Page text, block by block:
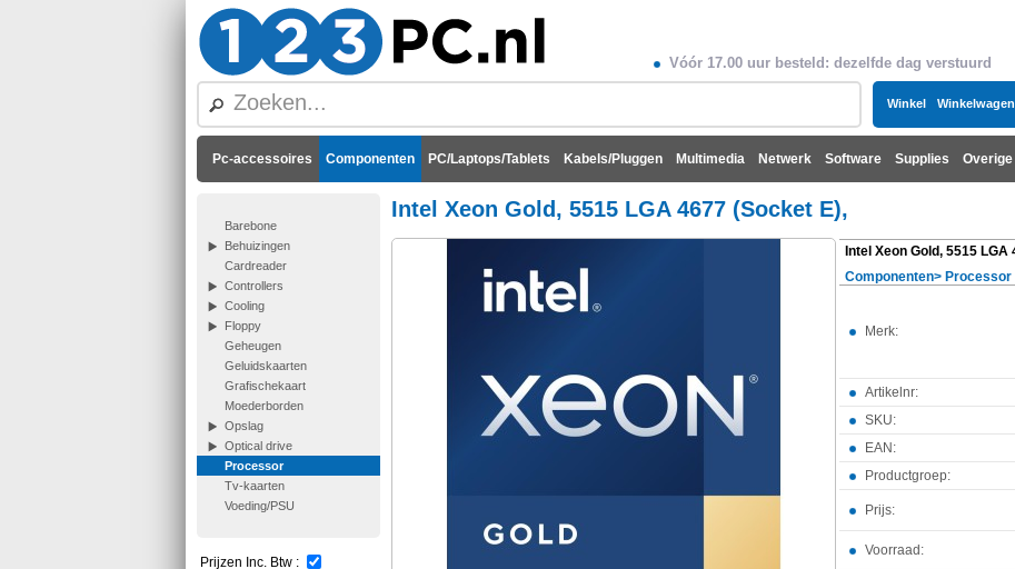
Vóór 17.00 uur besteld: dezelfde dag verstuurd
Winkel Winkelwagen
Pc-accessoires Componenten PC/Laptops/Tablets Kabels/Pluggen Multimedia Netwerk Software Supplies Overige
Barebone
Behuizingen
Cardreader
Controllers
Cooling
Floppy
Geheugen
Geluidskaarten
Grafischekaart
Moederborden
Opslag
Optical drive
Processor
Tv-kaarten
Voeding/PSU
Prijzen Inc. Btw :
Intel Xeon Gold, 5515 LGA 4677 (Socket E),
Componenten> Processor
Merk:
Artikelnr:
SKU:
EAN:
Productgroep:
Prijs:
Voorraad: